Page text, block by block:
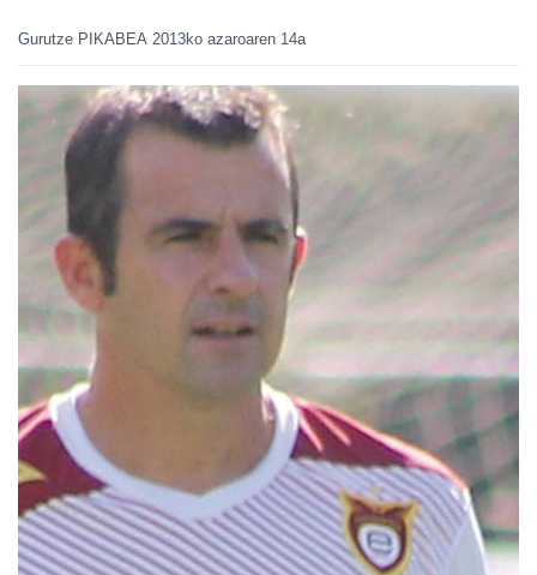
Gurutze PIKABEA 2013ko azaroaren 14a